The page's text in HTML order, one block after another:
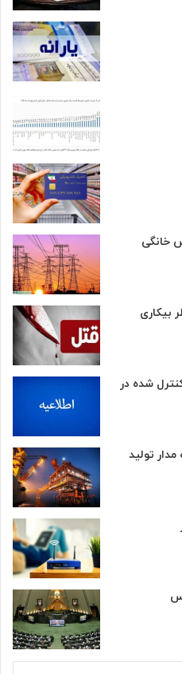
خانگی
بیکاری
شده در
تولید